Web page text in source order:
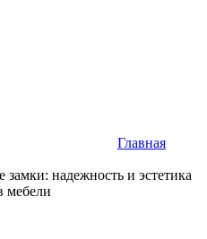
Главная
надежность и эстетика
мебели